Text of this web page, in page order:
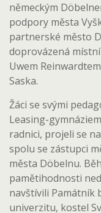
německým
podpory města
partnerské město
doprovázená
Uwem
Saska.
Žáci se svými
Leasing-
radnici, projeli se
spolu se zástupci
města Döbelnu.
pamětihodnosti
navštívili Památník
univerzitu, kostel